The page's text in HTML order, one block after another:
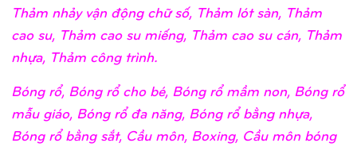
Thảm nhảy vận động chữ số, Thảm lót sàn, Thảm
cao su, Thảm cao su miếng, Thảm cao su cán, Thảm
nhựa, Thảm công trình.
Bóng rổ, Bóng rổ cho bé, Bóng rổ mầm non, Bóng rổ
mẫu giáo, Bóng rổ đa năng, Bóng rổ bằng nhựa,
Bóng rổ bằng sắt, Cầu môn, Boxing, Cầu môn bóng